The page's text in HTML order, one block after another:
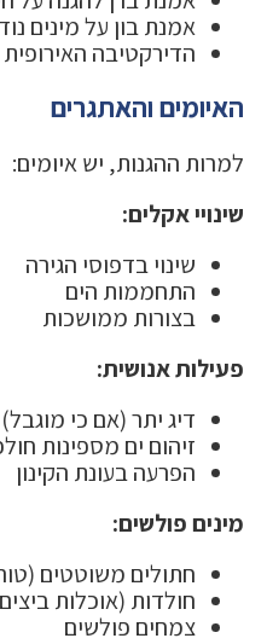
אמנת בון על מינים
הדירקטיבה האירופית
האיומים והאתגרים
למרות ההגנות, יש איומים:
שינויי אקלים:
שינוי בדפוסי הגירה
התחממות הים
בצורות ממושכות
פעילות אנושית:
דיג יתר (אם כי מוגבל)
זיהום ים מספינות
הפרעה בעונת הקינון
מינים פולשים:
חתולים משוטטים
חולדות (אוכלות
צמחים פולשים